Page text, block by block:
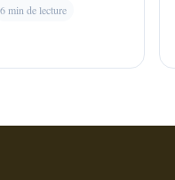
6 min de lecture